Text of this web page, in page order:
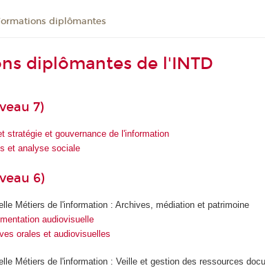
diplômantes
diplômantes de l'INTD
7)
stratégie et gouvernance de l'information
et analyse sociale
6)
Métiers de l'information : Archives, médiation et patrimoine
audiovisuelle
orales et audiovisuelles
Métiers de l'information : Veille et gestion des ressources